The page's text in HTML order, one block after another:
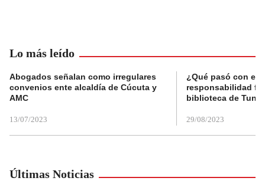
Lo más leído
Abogados señalan como irregulares
convenios ente alcaldía de Cúcuta y
AMC
13/07/2023
¿Qué pasó con el
responsabilidad
biblioteca de
29/08/2023
Últimas Noticias